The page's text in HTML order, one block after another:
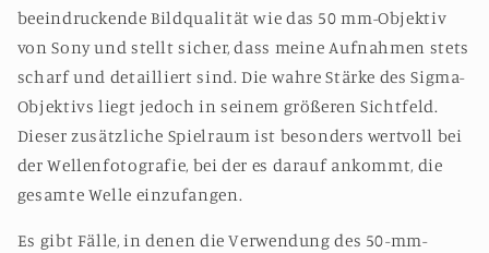
beeindruckende Bildqualität wie das 50 mm-Objektiv
von Sony und stellt sicher, dass meine Aufnahmen stets
scharf und detailliert sind. Die wahre Stärke des Sigma-
Objektivs liegt jedoch in seinem größeren Sichtfeld.
Dieser zusätzliche Spielraum ist besonders wertvoll bei
der Wellenfotografie, bei der es darauf ankommt, die
gesamte Welle einzufangen.
Es gibt Fälle, in denen die Verwendung des 50-mm-